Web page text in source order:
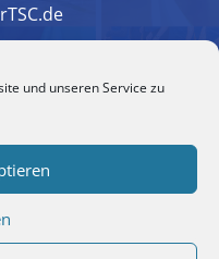
und unseren Service zu